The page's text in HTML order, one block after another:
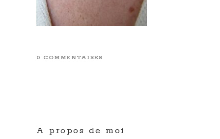
0 COMMENTAIRES
A propos de moi